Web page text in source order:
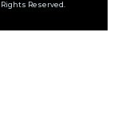
Reserved.